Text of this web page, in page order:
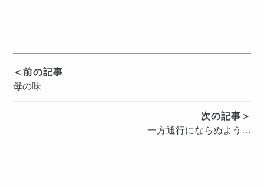
投
稿
＜前の記事
母の味
次の記事＞
一方通行にならぬよう…